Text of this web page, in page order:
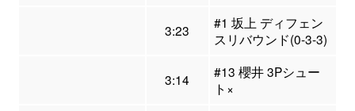
3:23
#1 坂上 ディフェン
スリバウンド(0-3-3)
3:14
#13 櫻井 3Pシュー
ト×